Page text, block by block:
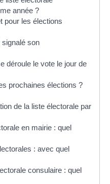
année ?
pour les élections
son
déroule le vote le jour de
prochaines élections ?
de la liste électorale par
en mairie : quel
: avec quel
consulaire : quel